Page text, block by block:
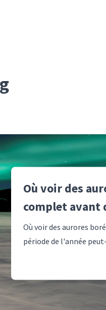
Où voir des
complet avant
Où voir des aurores
période de l'année